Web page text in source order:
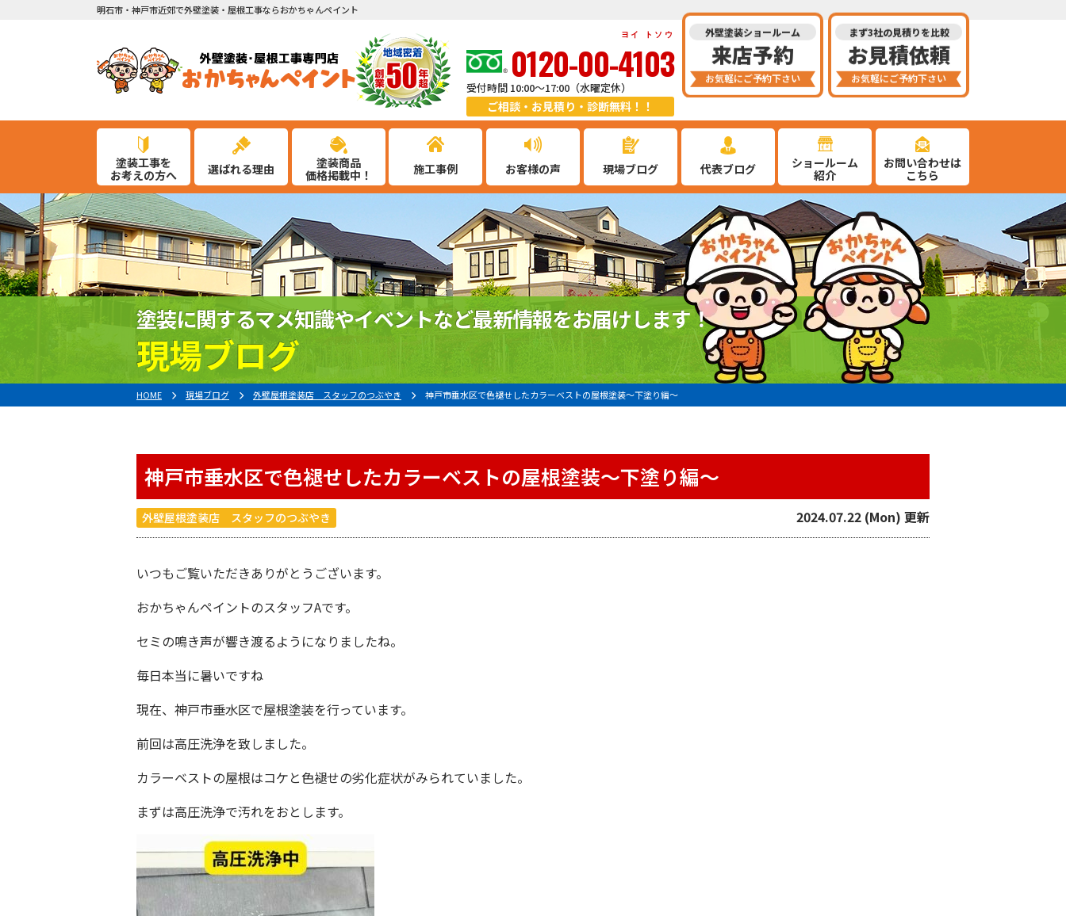
明石市・神戸市近郊で外壁塗装・屋根工事ならおかちゃんペイント
0120-00-4103
ヨイ トソウ
受付時間 10:00～17:00（水曜定休）
ご相談・お見積り・診断無料！！
外壁塗装ショールーム
来店予約
お気軽にご予約下さい
まず3社の見積りを比較
お見積依頼
お気軽にご予約下さい
塗装工事を
お考えの方へ
選ばれる理由
塗装商品
価格掲載中！
施工事例 お客様の声 現場ブログ 代表ブログ
ショールーム
紹介
お問い合わせは
こちら
塗装に関するマメ知識やイベントなど最新情報をお届けします！
現場ブログ
HOME 現場ブログ 外壁屋根塗装店 スタッフのつぶやき 神戸市垂水区で色褪せしたカラーベストの屋根塗装〜下塗り編〜
神戸市垂水区で色褪せしたカラーベストの屋根塗装〜下塗り編〜
外壁屋根塗装店 スタッフのつぶやき 2024.07.22 (Mon) 更新
いつもご覧いただきありがとうございます。
おかちゃんペイントのスタッフAです。
セミの鳴き声が響き渡るようになりましたね。
毎日本当に暑いですね
現在、神戸市垂水区で屋根塗装を行っています。
前回は高圧洗浄を致しました。
カラーベストの屋根はコケと色褪せの劣化症状がみられていました。
まずは高圧洗浄で汚れをおとします。